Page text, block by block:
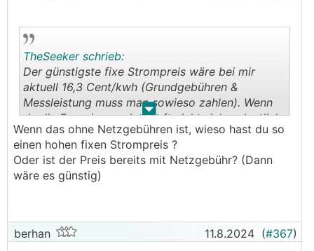
. .
TheSeeker schrieb:
Der günstigste fixe Strompreis wäre bei mir
aktuell 16,3 Cent/kwh (Grundgebühren &
Messleistung muss man sowieso zahlen). Wenn
da die Energiegemeinschaft nicht sicher deutlich
drunter kommt, macht es einfach keinen Sinn.
Wenn das ohne Netzgebühren ist, wieso hast du so
einen hohen fixen Strompreis ?
Oder ist der Preis bereits mit Netzgebühr? (Dann
wäre es günstig)
berhan 11.8.2024 (#367)